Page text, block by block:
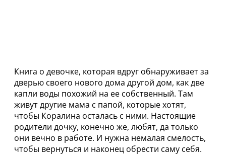
Книга о девочке, которая вдруг обнаруживает за
дверью своего нового дома другой дом, как две
капли воды похожий на ее собственный. Там
живут другие мама с папой, которые хотят,
чтобы Коралина осталась с ними. Настоящие
родители дочку, конечно же, любят, да только
они вечно в работе. И нужна немалая смелость,
чтобы вернуться и наконец обрести саму себя.